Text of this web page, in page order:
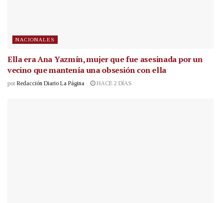
NACIONALES
Ella era Ana Yazmín, mujer que fue asesinada por un
vecino que mantenía una obsesión con ella
por Redacción Diario La Página HACE 2 DÍAS